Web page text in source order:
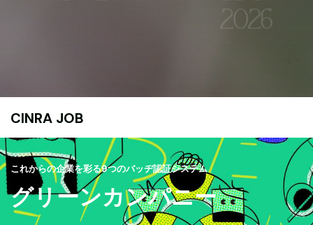
CINRA JOB
これからの企業を彩る9つのバッヂ認証システム
グリーンカンパニー